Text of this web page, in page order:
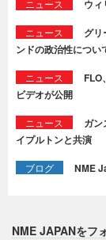
ニュース ウ
ニュース
グ
ンドの政治性につい
ニュース
FLO
ビデオが公開
ニュース
ガ
イプルトンと共演
ブログ NME
NME JAPANをフ